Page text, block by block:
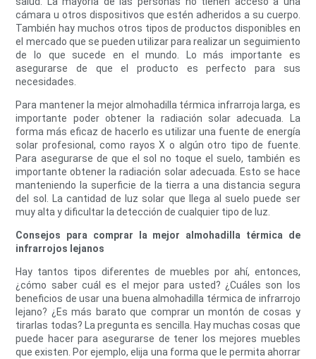
cámara u otros dispositivos que estén adheridos a su cuerpo.
También hay muchos otros tipos de productos disponibles en
el mercado que se pueden utilizar para realizar un seguimiento
de lo que sucede en el mundo. Lo más importante es
asegurarse de que el producto es perfecto para sus
necesidades.
Para mantener la mejor almohadilla térmica infrarroja larga, es
importante poder obtener la radiación solar adecuada. La
forma más eficaz de hacerlo es utilizar una fuente de energía
solar profesional, como rayos X o algún otro tipo de fuente.
Para asegurarse de que el sol no toque el suelo, también es
importante obtener la radiación solar adecuada. Esto se hace
manteniendo la superficie de la tierra a una distancia segura
del sol. La cantidad de luz solar que llega al suelo puede ser
muy alta y dificultar la detección de cualquier tipo de luz.
Consejos para comprar la mejor almohadilla térmica de
infrarrojos lejanos
Hay tantos tipos diferentes de muebles por ahí, entonces,
¿cómo saber cuál es el mejor para usted? ¿Cuáles son los
beneficios de usar una buena almohadilla térmica de infrarrojo
lejano? ¿Es más barato que comprar un montón de cosas y
tirarlas todas? La pregunta es sencilla. Hay muchas cosas que
puede hacer para asegurarse de tener los mejores muebles
que existen. Por ejemplo, elija una forma que le permita ahorrar